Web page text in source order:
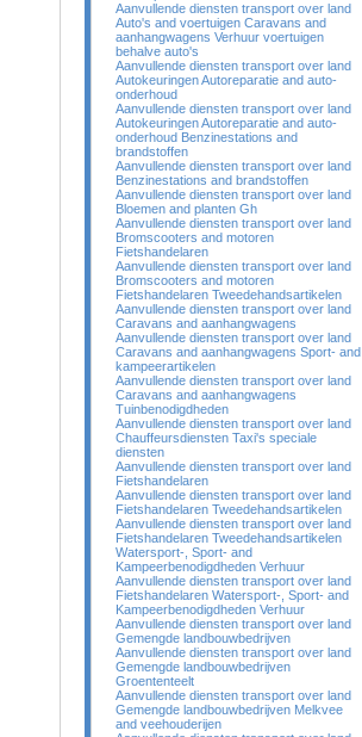
Aanvullende diensten transport over land
Auto's and voertuigen Caravans and
aanhangwagens Verhuur voertuigen
behalve auto's
Aanvullende diensten transport over land
Autokeuringen Autoreparatie and auto-
onderhoud
Aanvullende diensten transport over land
Autokeuringen Autoreparatie and auto-
onderhoud Benzinestations and
brandstoffen
Aanvullende diensten transport over land
Benzinestations and brandstoffen
Aanvullende diensten transport over land
Bloemen and planten Gh
Aanvullende diensten transport over land
Bromscooters and motoren
Fietshandelaren
Aanvullende diensten transport over land
Bromscooters and motoren
Fietshandelaren Tweedehandsartikelen
Aanvullende diensten transport over land
Caravans and aanhangwagens
Aanvullende diensten transport over land
Caravans and aanhangwagens Sport- and
kampeerartikelen
Aanvullende diensten transport over land
Caravans and aanhangwagens
Tuinbenodigdheden
Aanvullende diensten transport over land
Chauffeursdiensten Taxi's speciale
diensten
Aanvullende diensten transport over land
Fietshandelaren
Aanvullende diensten transport over land
Fietshandelaren Tweedehandsartikelen
Aanvullende diensten transport over land
Fietshandelaren Tweedehandsartikelen
Watersport-, Sport- and
Kampeerbenodigdheden Verhuur
Aanvullende diensten transport over land
Fietshandelaren Watersport-, Sport- and
Kampeerbenodigdheden Verhuur
Aanvullende diensten transport over land
Gemengde landbouwbedrijven
Aanvullende diensten transport over land
Gemengde landbouwbedrijven
Groententeelt
Aanvullende diensten transport over land
Gemengde landbouwbedrijven Melkvee
and veehouderijen